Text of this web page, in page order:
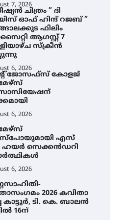
7, 2026
ചിത്രം ” ദി
ഓഫ് ഹിന്ദ് റജബ് ”
ഫിലിം
ആഗസ്റ്റ് 7
സ്‌ക്രീൻ
6, 2026
ജോസഫ്സ് കോളജ്
6, 2026
എസ്
സെക്കൻഡറി
6, 2026
2026 കവിതാ
കാട്ടൂർ, ടി. കെ. ബാലൻ
16ന്